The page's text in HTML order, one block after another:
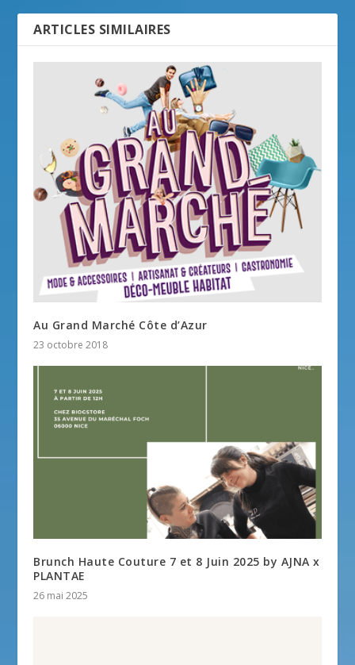
ARTICLES SIMILAIRES
Au Grand Marché Côte d’Azur
23 octobre 2018
Brunch Haute Couture 7 et 8 Juin 2025 by AJNA x
PLANTAE
26 mai 2025